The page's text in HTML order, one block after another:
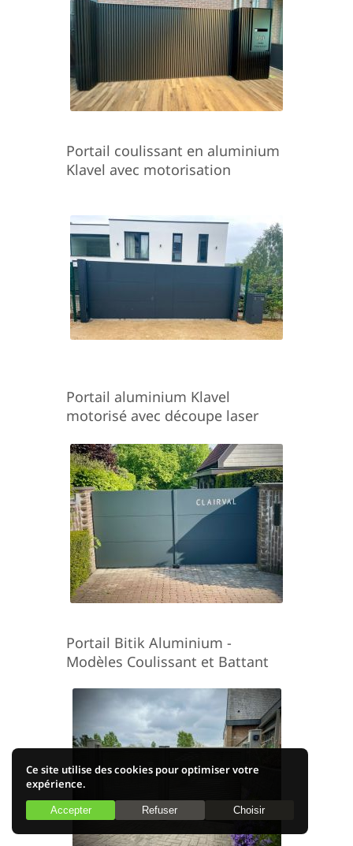
Portail coulissant en aluminium
Klavel avec motorisation
Portail aluminium Klavel
motorisé avec découpe laser
Portail Bitik Aluminium -
Modèles Coulissant et Battant
Ce site utilise des cookies pour optimiser votre
expérience.
Accepter Refuser Choisir